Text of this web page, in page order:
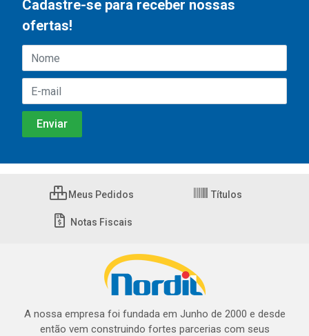
Cadastre-se para receber nossas
ofertas!
Meus Pedidos Títulos
Notas Fiscais
A nossa empresa foi fundada em Junho de 2000 e desde
então vem construindo fortes parcerias com seus